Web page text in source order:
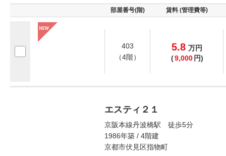
部屋番号(階) 賃料 (管理費等)
403
（4階）
5.8 万円
(9,000 円)
エスティ２１
京阪本線丹波橋駅 徒歩5分
1986年築 / 4階建
京都市伏見区指物町